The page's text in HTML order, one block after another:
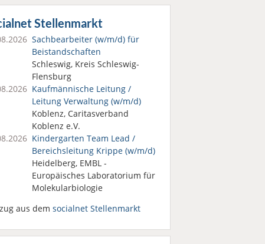
Stellenmarkt
Sachbearbeiter (w/m/d) für
Beistandschaften
Schleswig, Kreis Schleswig-
Flensburg
Kaufmännische Leitung /
Leitung Verwaltung (w/m/d)
Koblenz, Caritasverband
Koblenz e.V.
Kindergarten Team Lead /
Bereichsleitung Krippe (w/m/d)
Heidelberg, EMBL -
Europäisches Laboratorium für
Molekularbiologie
aus dem socialnet Stellenmarkt